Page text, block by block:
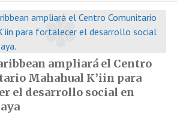
ampliará el Centro
Mahahual K’iin para
el desarrollo social en